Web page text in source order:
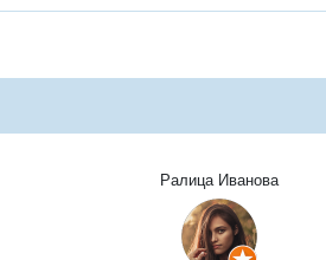
Ралица Иванова